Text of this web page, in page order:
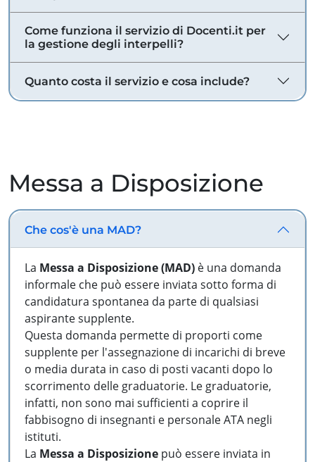
Come funziona il servizio di Docenti.it per
la gestione degli interpelli?
Quanto costa il servizio e cosa include?
Messa a Disposizione
Che cos'è una MAD?
La Messa a Disposizione (MAD) è una domanda
informale che può essere inviata sotto forma di
candidatura spontanea da parte di qualsiasi
aspirante supplente.
Questa domanda permette di proporti come
supplente per l'assegnazione di incarichi di breve
o media durata in caso di posti vacanti dopo lo
scorrimento delle graduatorie. Le graduatorie,
infatti, non sono mai sufficienti a coprire il
fabbisogno di insegnanti e personale ATA negli
istituti.
La Messa a Disposizione può essere inviata in